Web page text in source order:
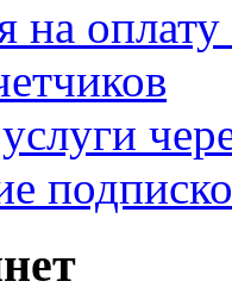
на